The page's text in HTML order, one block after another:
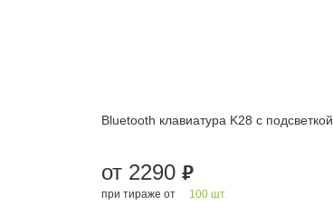
Bluetooth клавиатура K28 с подсветкой
от 2290 руб.
при тираже от 100 шт.